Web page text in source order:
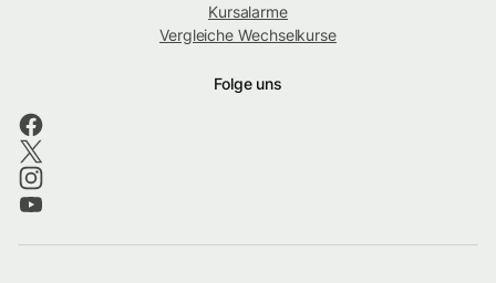
Kursalarme
Vergleiche Wechselkurse
Folge uns